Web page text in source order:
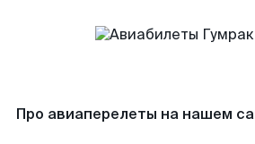
Про авиаперелеты на нашем